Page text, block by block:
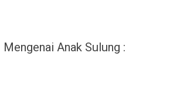
Anak Sulung :